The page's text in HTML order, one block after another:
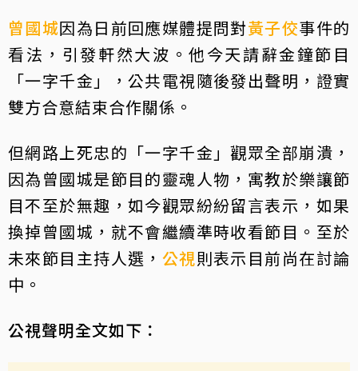
曾國城因為日前回應媒體提問對黃子佼事件的
看法，引發軒然大波。他今天請辭金鐘節目
「一字千金」，公共電視隨後發出聲明，證實
雙方合意結束合作關係。
但網路上死忠的「一字千金」觀眾全部崩潰，
因為曾國城是節目的靈魂人物，寓教於樂讓節
目不至於無趣，如今觀眾紛紛留言表示，如果
換掉曾國城，就不會繼續準時收看節目。至於
未來節目主持人選， 公視則表示目前尚在討論
中。
公視聲明全文如下：